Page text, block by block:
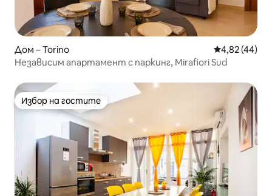
Дом – Torino Средна
4,82 (44)
Независим апартамент с паркинг, Mirafiori Sud
Избор на гостите
Избор на гостите